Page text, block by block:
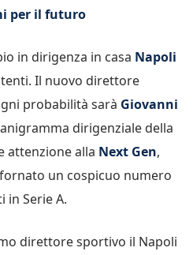
per il futuro
in dirigenza in casa Napoli
Il nuovo direttore
probabilità sarà Giovanni
dirigenziale della
attenzione alla Next Gen,
un cospicuo numero
in Serie A.
direttore sportivo il Napoli